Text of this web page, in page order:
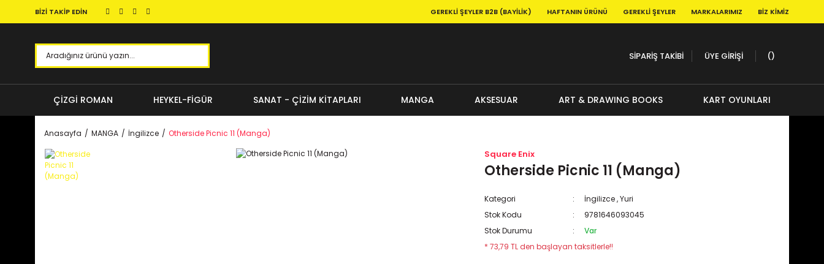
BİZİ TAKİP EDİN GEREKLI ŞEYLER B2B (BAYILIK) HAFTANIN ÜRÜNÜ GEREKLI ŞEYLER MARKALARIMIZ BIZ KIMIZ
SİPARİŞ TAKİBİ ÜYE GİRİŞİ
ÇİZGİ ROMAN HEYKEL-FİGÜR SANAT - ÇİZİM KİTAPLARI MANGA AKSESUAR ART & DRAWING BOOKS KART OYUNLARI
Anasayfa MANGA İngilizce Otherside Picnic 11 (Manga)
Square Enix
Otherside Picnic 11 (Manga)
Kategori İngilizce,Yuri
Stok Kodu
9781646093045
Stok Durumu
Var
* 73,79 TL den başlayan taksitlerle!!